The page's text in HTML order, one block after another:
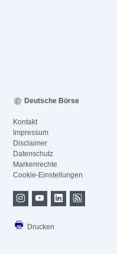
Deutsche Börse
Kontakt
Impressum
Disclaimer
Datenschutz
Markenrechte
Cookie-Einstellungen
Drucken